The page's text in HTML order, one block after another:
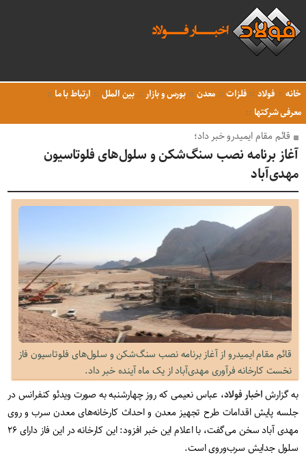
خانه فولاد فلزات معدن بورس و بازار بین الملل
ارتباط با ما
معرفی شرکتها
قائم مقام ایمیدرو خبر داد؛
آغاز برنامه نصب سنگ‌شکن و سلول‌های فلوتاسیون
مهدی‌آباد
قائم مقام ایمیدرو از آغاز برنامه نصب سنگ‌شکن و سلول‌های فلوتاسیون فاز
نخست کارخانه فرآوری مهدی‌آباد از یک ماه آینده خبر داد.
به گزارشاخبار فولاد، عباس نعیمی که روز چهارشنبه به صورت ویدئو کنفرانس در
جلسه پایش اقدامات طرح تجهیز معدن و احداث کارخانه‌های معدن سرب و روی
مهدی آباد سخن می‌گفت، با اعلام این خبر افزود: این کارخانه در این فاز دارای ۲۶
سلول جدایش سرب‌و‌روی است.